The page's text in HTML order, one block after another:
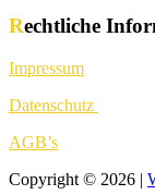
Rechtliche
Impressum
Datenschutz
AGB’s
Copyright © 2026 |